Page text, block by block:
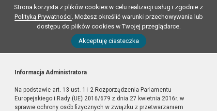
Strona korzysta z plików cookies w celu realizacji usług i zgodnie z
Polityką Prywatności. Możesz określić warunki przechowywania lub
dostępu do plików cookies w Twojej przeglądarce.
Akceptuję ciasteczka
Informacja Administratora
Na podstawie art. 13 ust. 1 i 2 Rozporządzenia Parlamentu
Europejskiego i Rady (UE) 2016/679 z dnia 27 kwietnia 2016r. w
sprawie ochrony osób fizycznych w związku z przetwarzaniem